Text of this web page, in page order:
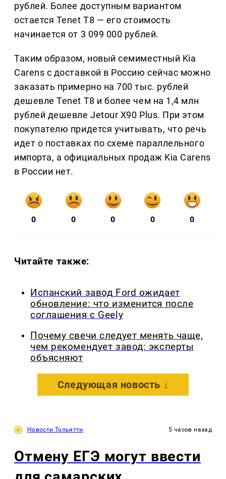
рублей. Более доступным вариантом
остается Tenet T8 — его стоимость
начинается от 3 099 000 рублей.
Таким образом, новый семиместный Kia
Carens с доставкой в Россию сейчас можно
заказать примерно на 700 тыс. рублей
дешевле Tenet T8 и более чем на 1,4 млн
рублей дешевле Jetour X90 Plus. При этом
покупателю придется учитывать, что речь
идет о поставках по схеме параллельного
импорта, а официальных продаж Kia Carens
в России нет.
0 0 0 0 0
Читайте также:
Испанский завод Ford ожидает
обновление: что изменится после
соглашения с Geely
Почему свечи следует менять чаще,
чем рекомендует завод: эксперты
объясняют
Следующая новость ↓
Новости Тольятти 5 часов назад
Отмену ЕГЭ могут ввести